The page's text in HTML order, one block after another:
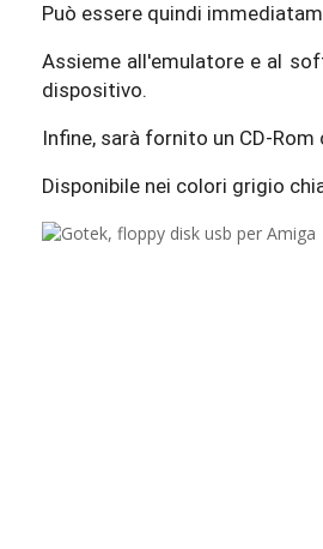
Può essere quindi
Assieme all'emulatore e al
dispositivo.
Infine, sarà fornito un CD-
Disponibile nei colori grigio